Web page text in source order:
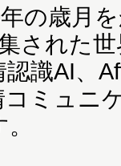
の歳月
された
識AI、
ミュニ